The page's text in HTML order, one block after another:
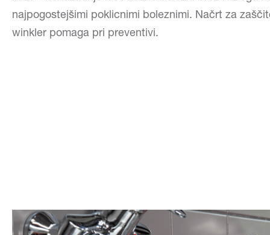
najpogostejšimi poklicnimi boleznimi. Načrt za
winkler pomaga pri preventivi.